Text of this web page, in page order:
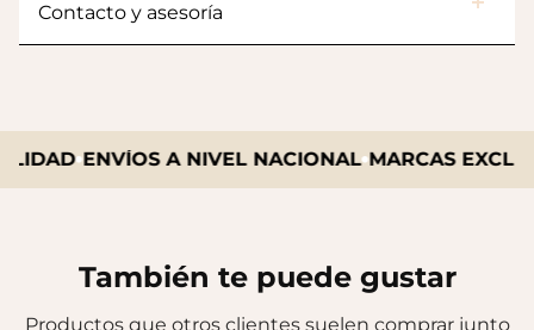
Contacto y asesoría
ENVÍOS A NIVEL NACIONAL MARCAS
También te puede gustar
Productos que otros clientes suelen comprar junto